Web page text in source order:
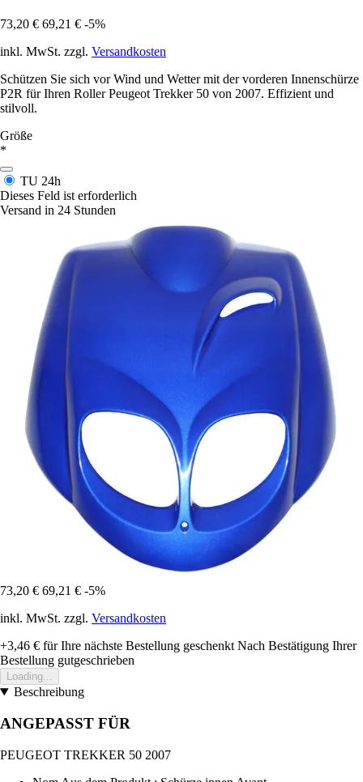
73,20 € 69,21 € -5%
inkl. MwSt. zzgl. Versandkosten
Schützen Sie sich vor Wind und Wetter mit der vorderen Innenschürze
P2R für Ihren Roller Peugeot Trekker 50 von 2007. Effizient und
stilvoll.
Größe
*
TU 24h
Dieses Feld ist erforderlich
Versand in 24 Stunden
73,20 € 69,21 € -5%
inkl. MwSt. zzgl. Versandkosten
+3,46 € für Ihre nächste Bestellung geschenkt Nach Bestätigung Ihrer
Bestellung gutgeschrieben
Loading...
Beschreibung
ANGEPASST FÜR
PEUGEOT TREKKER 50 2007